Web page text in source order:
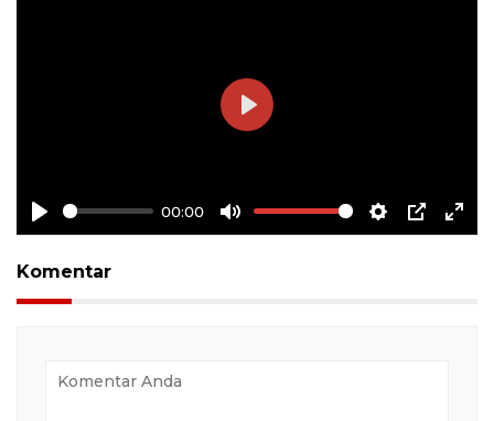
Play
00:00
Mute Settings
PIP
Play
Komentar